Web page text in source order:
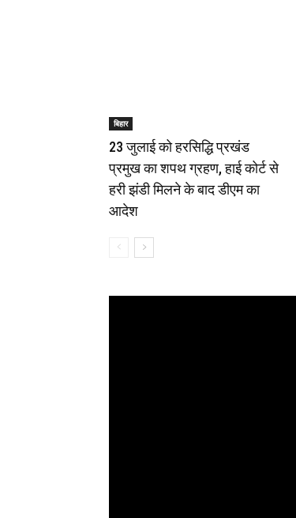
बिहार
23 जुलाई को हरसिद्धि प्रखंड
प्रमुख का शपथ ग्रहण, हाई कोर्ट से
हरी झंडी मिलने के बाद डीएम का
आदेश